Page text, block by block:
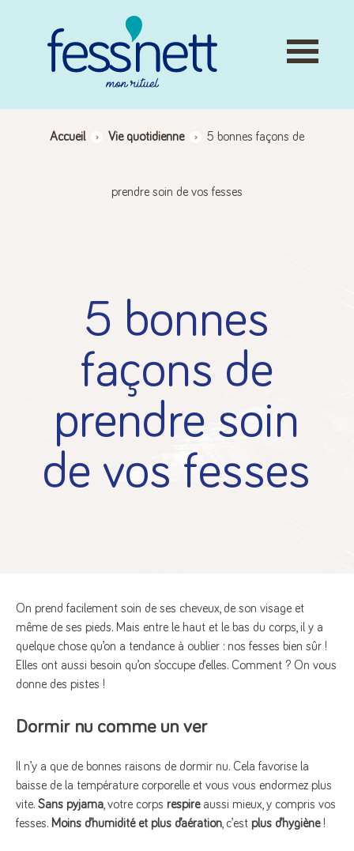
Accueil > Vie quotidienne > 5 bonnes façons de
prendre soin de vos fesses
5 bonnes
façons de
prendre soin
de vos fesses
On prend facilement soin de ses cheveux, de son visage et
même de ses pieds. Mais entre le haut et le bas du corps, il y a
quelque chose qu’on a tendance à oublier : nos fesses bien sûr !
Elles ont aussi besoin qu’on s’occupe d’elles. Comment ? On vous
donne des pistes !
Dormir nu comme un ver
Il n’y a que de bonnes raisons de dormir nu. Cela favorise la
baisse de la température corporelle et vous vous endormez plus
vite. Sans pyjama , votre corps respire aussi mieux, y compris vos
fesses. Moins d’humidité et plus d’aération , c’est plus d’hygiène!